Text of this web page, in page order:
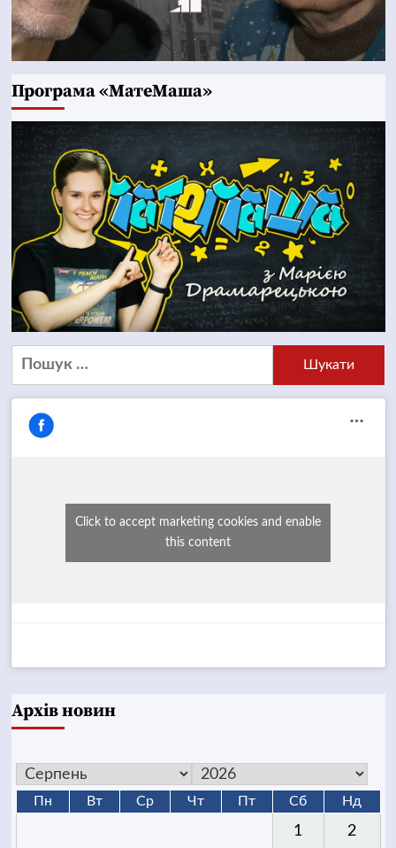
Програма «МатеМаша»
Пошук:
Click to accept marketing cookies and enable
this content
Архів новин
Пн Вт Ср Чт Пт Сб Нд
1 2